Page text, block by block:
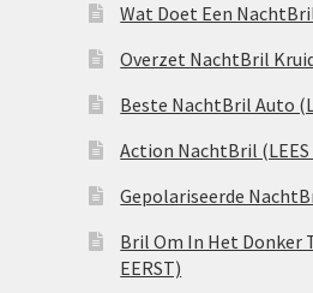
Wat Doet Een
Overzet NachtBril
Beste NachtBril Auto
Action NachtBril (LEES
Gepolariseerde
Bril Om In Het Donker
EERST)